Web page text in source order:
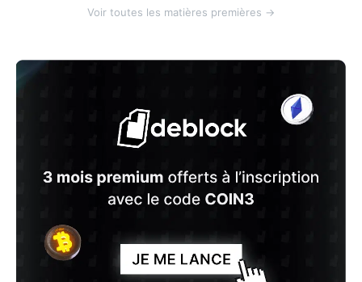
Voir toutes les matières premières →